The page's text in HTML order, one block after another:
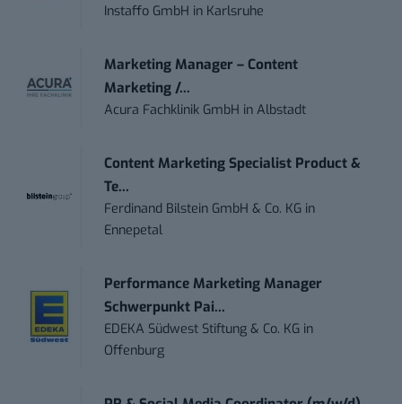
Instaffo GmbH in Karlsruhe
Marketing Manager – Content
Marketing /...
Acura Fachklinik GmbH inAlbstadt
Content Marketing Specialist Product &
Te...
Ferdinand Bilstein GmbH & Co. KG in
Ennepetal
Performance Marketing Manager
Schwerpunkt Pai...
EDEKA Südwest Stiftung & Co. KG in
Offenburg